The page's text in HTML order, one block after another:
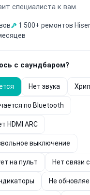
специалиста к вам.
1 500+ ремонтов
с саундбаром?
Нет звука
по Bluetooth
HDMI ARC
выключение
на пульт Нет связи
Не